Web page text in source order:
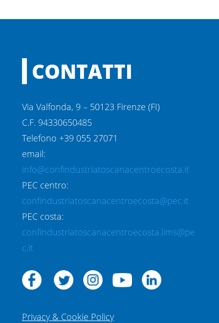
CONTATTI
Via Valfonda, 9 – 50123 Firenze (FI)
C.F. 94330650485
Telefono +39 055 27071
email:
info@confindustriatoscanacentroecosta.it
PEC centro:
confindustriatoscanacentroecosta@pec.it
PEC costa:
confindustriatoscanacentroecosta.lims@pe
c.it
Privacy & Cookie Policy